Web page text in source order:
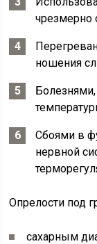
чрезмерно
ношения
Сбоями в
нервной
Опрелости под
сахарным